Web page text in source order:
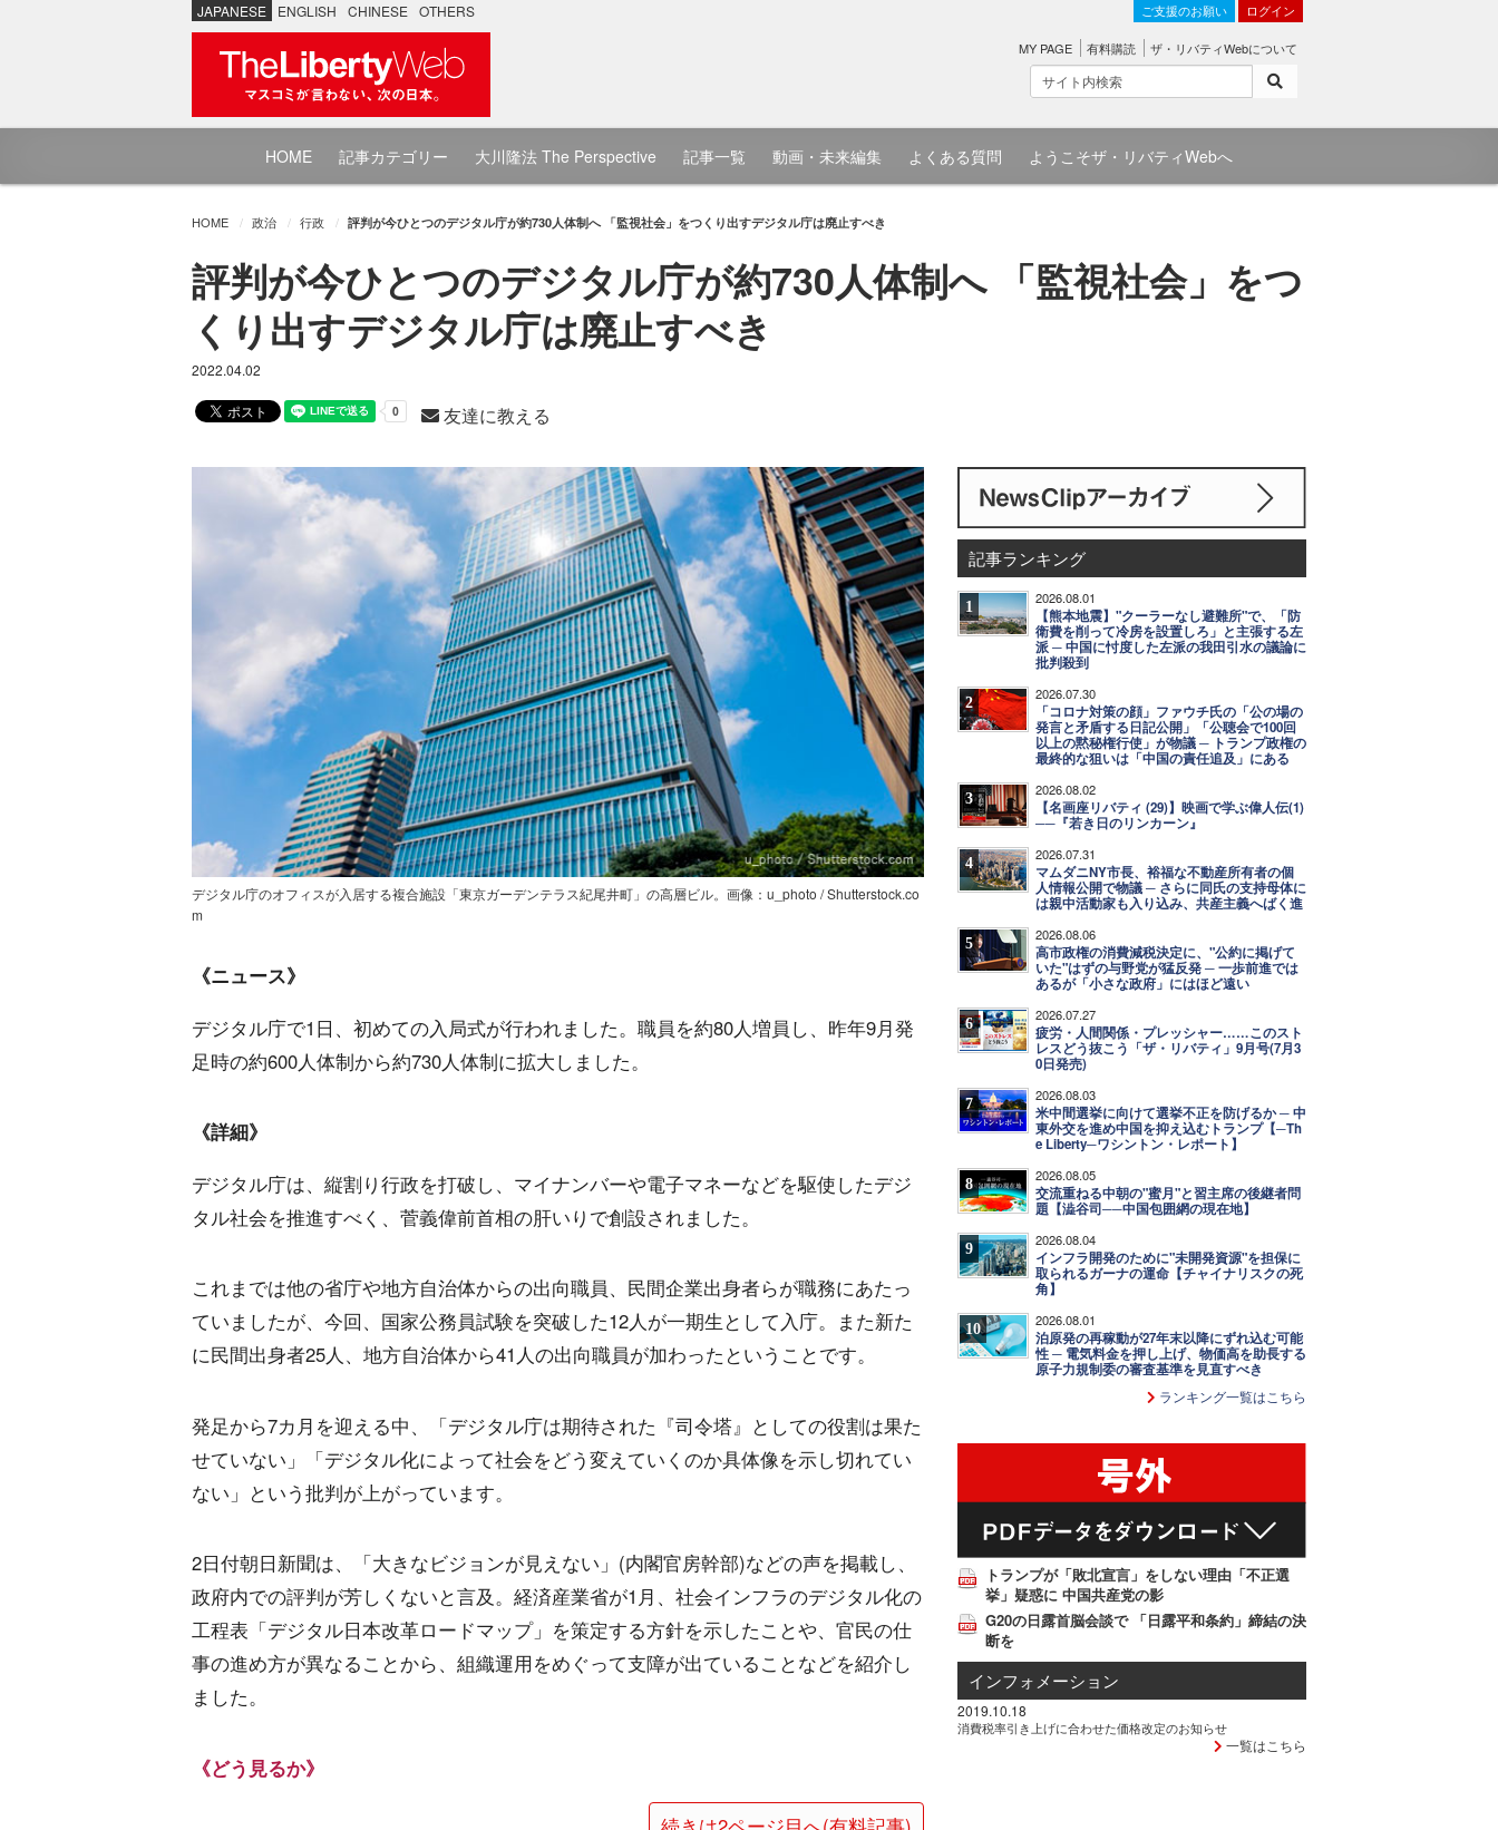
JAPANESE ENGLISH CHINESE OTHERS ご支援のお願い ログイン
MY PAGE 有料購読 ザ・リバティWebについて
HOME 記事カテゴリー 大川隆法 The Perspective 記事一覧 動画・未来編集 よくある質問 ようこそザ・リバティWebへ
HOME 政治 行政 評判が今ひとつのデジタル庁が約730人体制へ 「監視社会」をつくり出すデジタル庁は廃止すべき
評判が今ひとつのデジタル庁が約730人体制へ 「監視社会」をつ
くり出すデジタル庁は廃止すべき
2022.04.02
友達に教える
デジタル庁のオフィスが入居する複合施設「東京ガーデンテラス紀尾井町」の高層ビル。画像：u_photo / Shutterstock.co
m
《ニュース》
デジタル庁で1日、初めての入局式が行われました。職員を約80人増員し、昨年9月発
足時の約600人体制から約730人体制に拡大しました。
《詳細》
デジタル庁は、縦割り行政を打破し、マイナンバーや電子マネーなどを駆使したデジ
タル社会を推進すべく、菅義偉前首相の肝いりで創設されました。
これまでは他の省庁や地方自治体からの出向職員、民間企業出身者らが職務にあたっ
ていましたが、今回、国家公務員試験を突破した12人が一期生として入庁。また新た
に民間出身者25人、地方自治体から41人の出向職員が加わったということです。
発足から7カ月を迎える中、「デジタル庁は期待された『司令塔』としての役割は果た
せていない」「デジタル化によって社会をどう変えていくのか具体像を示し切れてい
ない」という批判が上がっています。
2日付朝日新聞は、「大きなビジョンが見えない」(内閣官房幹部)などの声を掲載し、
政府内での評判が芳しくないと言及。経済産業省が1月、社会インフラのデジタル化の
工程表「デジタル日本改革ロードマップ」を策定する方針を示したことや、官民の仕
事の進め方が異なることから、組織運用をめぐって支障が出ていることなどを紹介し
ました。
《どう見るか》
記事ランキング
1 2026.08.01
【熊本地震】"クーラーなし避難所"で、「防
衛費を削って冷房を設置しろ」と主張する左
派 ─ 中国に忖度した左派の我田引水の議論に
批判殺到
2 2026.07.30
「コロナ対策の顔」ファウチ氏の「公の場の
発言と矛盾する日記公開」「公聴会で100回
以上の黙秘権行使」が物議 ─ トランプ政権の
最終的な狙いは「中国の責任追及」にある
3 2026.08.02
【名画座リバティ (29)】映画で学ぶ偉人伝(1)
──『若き日のリンカーン』
4 2026.07.31
マムダニNY市長、裕福な不動産所有者の個
人情報公開で物議 ─ さらに同氏の支持母体に
は親中活動家も入り込み、共産主義へばく進
5 2026.08.06
高市政権の消費減税決定に、"公約に掲げて
いた"はずの与野党が猛反発 ─ 一歩前進では
あるが「小さな政府」にはほど遠い
6 2026.07.27
疲労・人間関係・プレッシャー……このスト
レスどう抜こう「ザ・リバティ」9月号(7月3
0日発売)
7 2026.08.03
米中間選挙に向けて選挙不正を防げるか ─ 中
東外交を進め中国を抑え込むトランプ【─Th
e Liberty─ワシントン・レポート】
8 2026.08.05
交流重ねる中朝の"蜜月"と習主席の後継者問
題【澁谷司──中国包囲網の現在地】
9 2026.08.04
インフラ開発のために"未開発資源"を担保に
取られるガーナの運命【チャイナリスクの死
角】
10 2026.08.01
泊原発の再稼動が27年末以降にずれ込む可能
性 ─ 電気料金を押し上げ、物価高を助長する
原子力規制委の審査基準を見直すべき
ランキング一覧はこちら
トランプが「敗北宣言」をしない理由「不正選
挙」疑惑に 中国共産党の影
G20の日露首脳会談で 「日露平和条約」締結の決
断を
インフォメーション
2019.10.18
消費税率引き上げに合わせた価格改定のお知らせ
一覧はこちら